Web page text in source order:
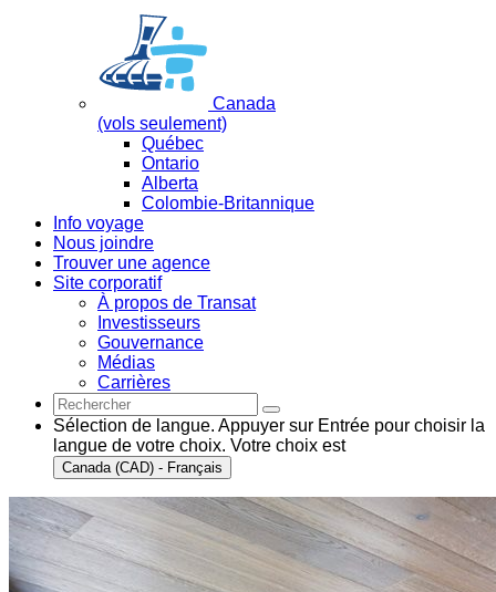
Canada
(vols seulement)
Québec
Ontario
Alberta
Colombie-Britannique
Info voyage
Nous joindre
Trouver une agence
Site corporatif
À propos de Transat
Investisseurs
Gouvernance
Médias
Carrières
Sélection de langue. Appuyer sur Entrée pour choisir la
langue de votre choix. Votre choix est
Canada (CAD) - Français